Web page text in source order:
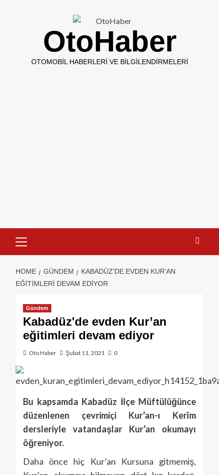
OtoHaber
OTOMOBIL HABERLERI VE BILGILENDIRMELERI
HOME GÜNDEM
KABADÜZ'DE EVDEN KUR’AN
EĞITIMLERI DEVAM EDIYOR
Gündem
Kabadüz'de evden Kur’an
eğitimleri devam ediyor
Oto Haber Şubat 11, 2021 0
Bu kapsamda Kabadüz İlçe Müftülüğünce
düzenlenen çevrimiçi Kur’an-ı Kerîm
dersleriyle vatandaşlar Kur’an okumayı
öğreniyor.
Daha önce hiç Kur’an Kursuna gitmemiş,